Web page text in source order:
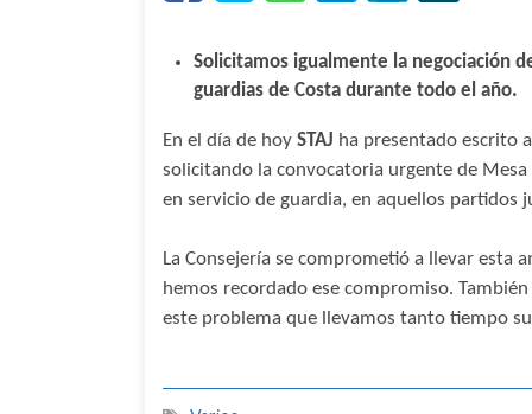
Solicitamos igualmente la negociación
guardias de Costa durante todo el año.
En el día de hoy STAJ ha presentado escrito
solicitando la convocatoria urgente de
en servicio de guardia, en aquellos partidos
La Consejería se comprometió a llevar esta
hemos recordado ese compromiso.
este problema que llevamos tanto tiempo